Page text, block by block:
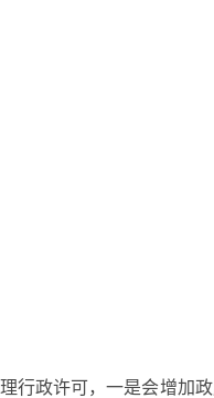
行政许可，一是会增加